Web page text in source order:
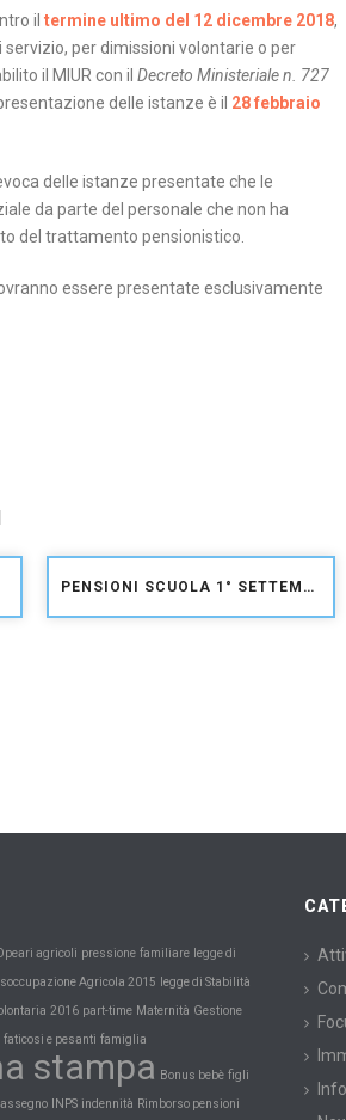
il termine ultimo del 12 dicembre 2018,
per dimissioni volontarie o per
il MIUR con il Decreto Ministeriale n. 727
delle istanze è il 28 febbraio
delle istanze presentate che le
da parte del personale che non ha
del trattamento pensionistico.
essere presentate esclusivamente
PENSIONI SCUOLA 1° SETTEMBRE 2015: PROROGA DEI TERMINI PER LE DIMISSIONI ON LINE
agricoli pressione familiare legge di
Agricola 2015 legge di Stabilità
2016 part-time Maternità Gestione
faticosi e pesanti famiglia
stampa Bonus bebè figli
assegno INPS indennità Rimborso pensioni